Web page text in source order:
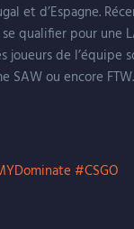
et d’Espagne.
qualifier pour une
joueurs de l’équipe
ou encore FTW.
#CSGO